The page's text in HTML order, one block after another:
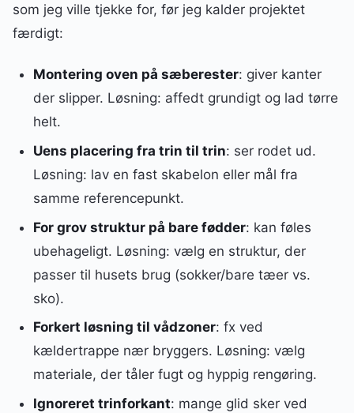
som jeg ville tjekke for, før jeg kalder projektet
færdigt:
Montering oven på sæberester: giver kanter
der slipper. Løsning: affedt grundigt og lad tørre
helt.
Uens placering fra trin til trin: ser rodet ud.
Løsning: lav en fast skabelon eller mål fra
samme referencepunkt.
For grov struktur på bare fødder: kan føles
ubehageligt. Løsning: vælg en struktur, der
passer til husets brug (sokker/bare tæer vs.
sko).
Forkert løsning til vådzoner: fx ved
kældertrappe nær bryggers. Løsning: vælg
materiale, der tåler fugt og hyppig rengøring.
Ignoreret trinforkant: mange glid sker ved